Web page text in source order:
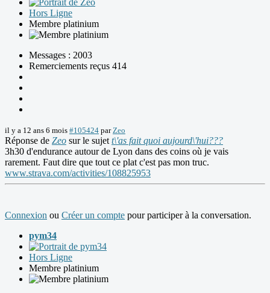
Hors Ligne
Membre platinium
Messages : 2003
Remerciements reçus 414
il y a 12 ans 6 mois #105424 par Zeo
Réponse de Zeo sur le sujet t\'as fait quoi aujourd\'hui???
3h30 d'endurance autour de Lyon dans des coins où je vais
rarement. Faut dire que tout ce plat c'est pas mon truc.
www.strava.com/activities/108825953
Connexion ou Créer un compte pour participer à la conversation.
pym34
Hors Ligne
Membre platinium